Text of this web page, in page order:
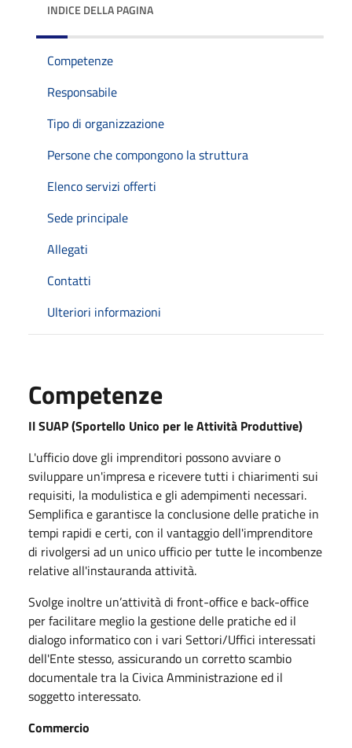
INDICE DELLA PAGINA
Competenze
Responsabile
Tipo di organizzazione
Persone che compongono la struttura
Elenco servizi offerti
Sede principale
Allegati
Contatti
Ulteriori informazioni
Competenze
Il SUAP (Sportello Unico per le Attività Produttive)
L'ufficio dove gli imprenditori possono avviare o
sviluppare un'impresa e ricevere tutti i chiarimenti sui
requisiti, la modulistica e gli adempimenti necessari.
Semplifica e garantisce la conclusione delle pratiche in
tempi rapidi e certi, con il vantaggio dell'imprenditore
di rivolgersi ad un unico ufficio per tutte le incombenze
relative all'instauranda attività.
Svolge inoltre un’attività di front-office e back-office
per facilitare meglio la gestione delle pratiche ed il
dialogo informatico con i vari Settori/Uffici interessati
dell'Ente stesso, assicurando un corretto scambio
documentale tra la Civica Amministrazione ed il
soggetto interessato.
Commercio